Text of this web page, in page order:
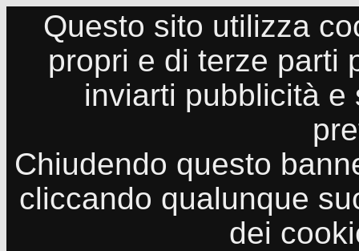
Questo sito utilizza
propri e di terze parti
inviarti pubblicità
Chiudendo questo
cliccando qualunque
dei